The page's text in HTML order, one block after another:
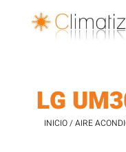
LG
INICIO/AIRE